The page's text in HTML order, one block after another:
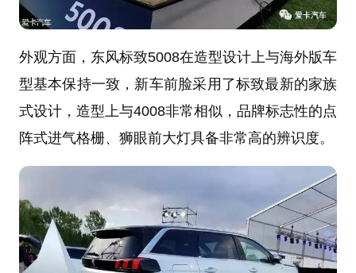
外观方面，东风标致5008在造型设计上与海外版车
型基本保持一致，新车前脸采用了标致最新的家族
式设计，造型上与4008非常相似，品牌标志性的点
阵式进气格栅、狮眼前大灯具备非常高的辨识度。